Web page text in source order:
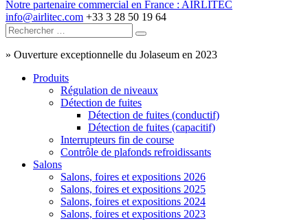
Notre partenaire commercial en France : AIRLITEC
info@airlitec.com +33 3 28 50 19 64
» Ouverture exceptionnelle du Jolaseum en 2023
Produits
Régulation de niveaux
Détection de fuites
Détection de fuites (conductif)
Détection de fuites (capacitif)
Interrupteurs fin de course
Contrôle de plafonds refroidissants
Salons
Salons, foires et expositions 2026
Salons, foires et expositions 2025
Salons, foires et expositions 2024
Salons, foires et expositions 2023